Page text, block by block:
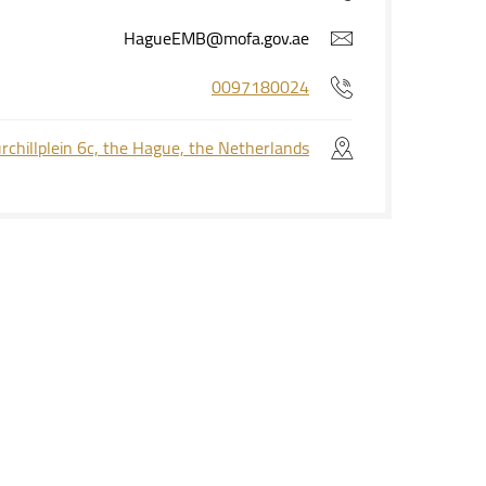
HagueEMB@mofa.gov.ae
0097180024
6c, the Hague, the Netherlands